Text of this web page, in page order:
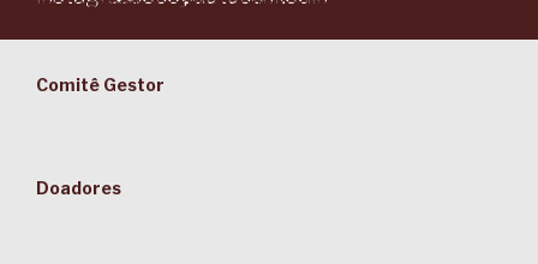
Comitê Gestor
Doadores